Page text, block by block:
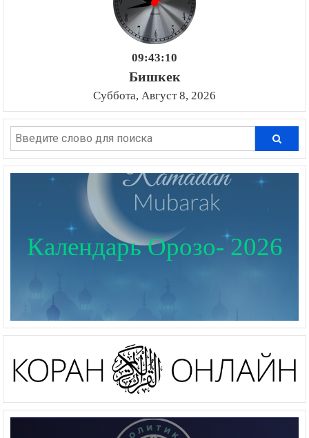
09:43:11
Бишкек
Суббота, Август 8, 2026
Календарь Орозо- 2026